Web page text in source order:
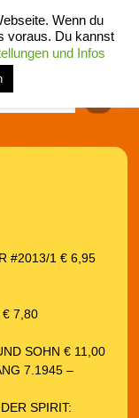
menü
shop
#2013/1 € 6,95
€ 7,80
SOHN € 11,00
7.1945 –
SPIRIT:
Wenn du
voraus. Du kannst
und Infos